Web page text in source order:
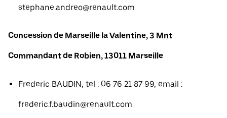
stephane.andreo@renault.com
Concession de Marseille la Valentine, 3 Mnt
Commandant de Robien, 13011 Marseille
Frederic BAUDIN, tel : 06 76 21 87 99, email :
frederic.f.baudin@renault.com